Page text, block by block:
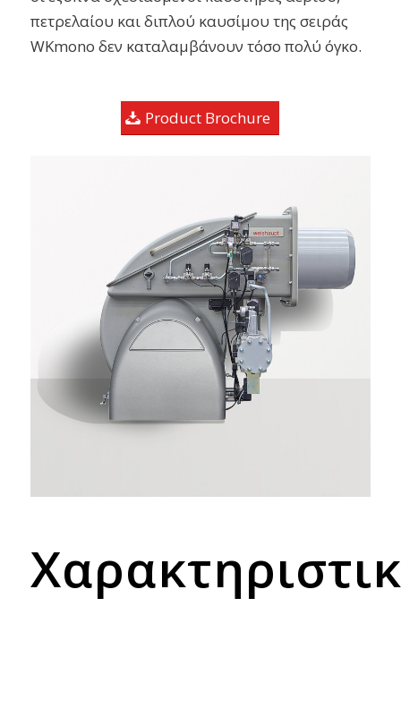
πετρελαίου και διπλού καυσίμου της σειράς
WKmono δεν καταλαμβάνουν τόσο πολύ όγκο.
Product Brochure